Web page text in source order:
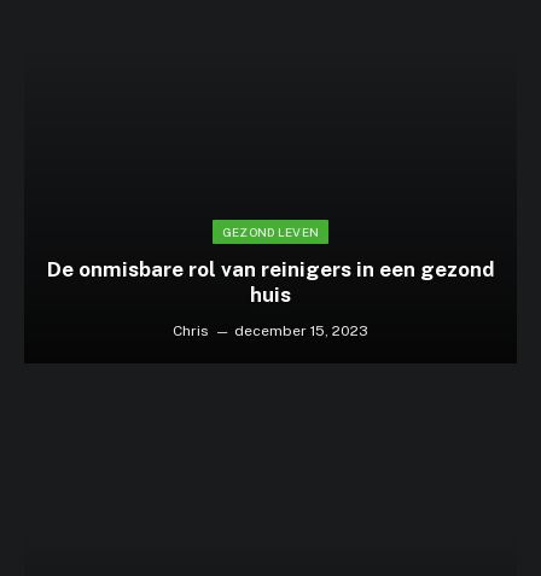
GEZOND LEVEN
De onmisbare rol van reinigers in een gezond
huis
Chris december 15, 2023